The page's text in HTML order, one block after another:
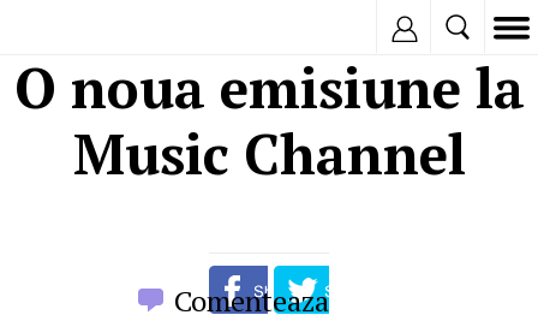
O noua emisiune la
Music Channel
Comenteaza